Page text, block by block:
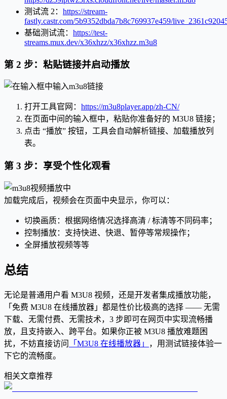
测试流 2： https://stream-
fastly.castr.com/5b9352dbda7b8c769937e459/
基础测试流： https://test-
streams.mux.dev/x36xhzz/x36xhzz.m3u8
第 2 步：粘贴链接并启动播放
打开工具官网： https://m3u8player.app/zh-CN/
在页面中间的输入框中，粘贴你准备好的 M3U8 链接；
点击 “播放” 按钮，工具会自动解析链接、加载播放列
表。
第 3 步：享受个性化观看
加载完成后，视频会在页面中央显示，你可以：
切换画质：根据网络情况选择高清 / 标清等不同码率；
控制播放：支持快进、快退、暂停等常规操作；
全屏播放视频等等
总结
无论是普通用户看 M3U8 视频，还是开发者集成播放功能，
「免费 M3U8 在线播放器」都是性价比极高的选择 —— 无需
下载、无需付费、无需技术，3 步即可在网页中实现流畅播
放，且支持嵌入、跨平台。如果你正被 M3U8 播放难题困
扰，不妨直接访问
「M3U8 在线播放器」
，用测试链接体验一
下它的流畅度。
相关文章推荐